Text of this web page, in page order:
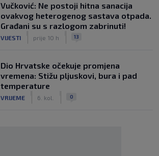
Vučković: Ne postoji hitna sanacija
ovakvog heterogenog sastava otpada.
Građani su s razlogom zabrinuti!
VIJESTI prije 10 h 13
Dio Hrvatske očekuje promjena
vremena: Stižu pljuskovi, bura i pad
temperature
VRIJEME 6. kol. 0